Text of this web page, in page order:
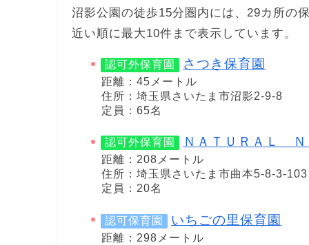
沼影公園の徒歩15分圏内には、29カ所の
近い順に最大10件まで表示しています。
認可外保育園 さつき保育園
距離：45メートル
住所：埼玉県さいたま市沼影2-9-8
定員：65名
認可外保育園 ＮＡＴＵＲＡＬ
距離：208メートル
住所：埼玉県さいたま市曲本5-8-3-103
定員：20名
認可保育園 いちごの里保育園
距離：298メートル